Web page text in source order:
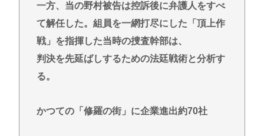
万程度で買える.コスパ最強車がここにあるのに
Powered by livedoor 相互RSS
一方、当の野村被告は控訴後に弁護人をすべ
て解任した。組員を一網打尽にした「頂上作
戦」を指揮した当時の捜査幹部は、
判決を先延ばしするための法廷戦術と分析す
る。
かつての「修羅の街」に企業進出約70社